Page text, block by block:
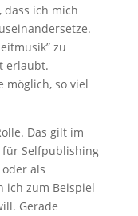
dass ich mich
zu
erlaubt.
möglich, so viel
Das gilt im
für Selfpublishing
als
ich zum Beispiel
Gerade